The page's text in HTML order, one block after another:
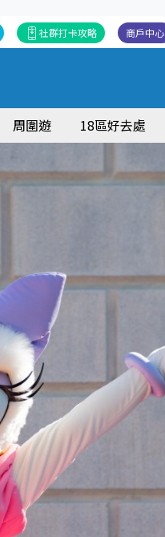
商戶中心
社群打卡攻略
周圍遊 18區好去處